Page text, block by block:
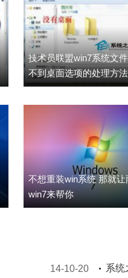
技术员联盟win7系统文
不到桌面选项的处理方法
不想重装win系统 那就让
win7来帮你
14-10-20